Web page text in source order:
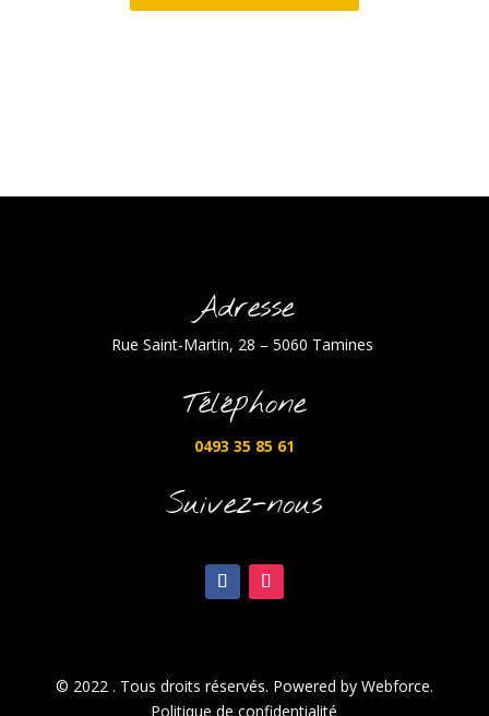
Adresse
Rue Saint-Martin, 28 – 5060 Tamines
Téléphone
0493 35 85 61
Suivez-nous
© 2022 . Tous droits réservés. Powered by Webforce.
Politique de confidentialité